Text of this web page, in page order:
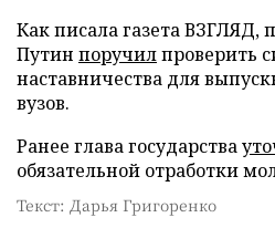
Как писала газета ВЗГЛЯД,
Путин поручилпроверить
наставничества для
вузов.
Ранее глава государства
обязательной отработки
Текст: Дарья Григоренко